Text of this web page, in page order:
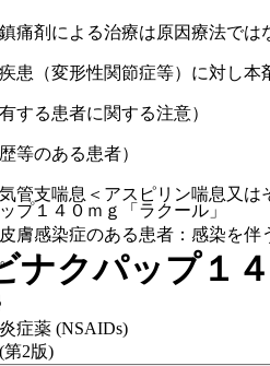
痛剤による治療は原因療法では
患（変形性関節症等）に対し本
する患者に関する注意）
等のある患者）
管支喘息＜アスピリン喘息又は
膚感染症のある患者：感染を伴
プ１４０ｍｇ「ラクール」
ナクパップ１
症薬 (NSAIDs)
第2版)